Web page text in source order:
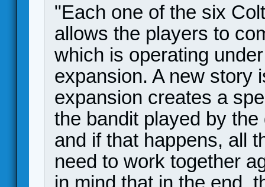
"Each one of the six
allows the players to
which is operating
expansion. A new story
expansion creates a
the bandit played by
and if that happens, all
need to work together
in mind that in the end,